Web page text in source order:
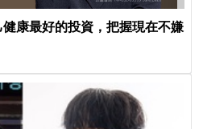
康最好的投資，把握現在不嫌